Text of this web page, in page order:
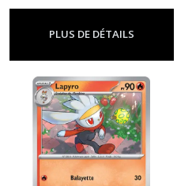
Stellaire-Ev7 - Couronne Stellaire
PLUS DE DÉTAILS